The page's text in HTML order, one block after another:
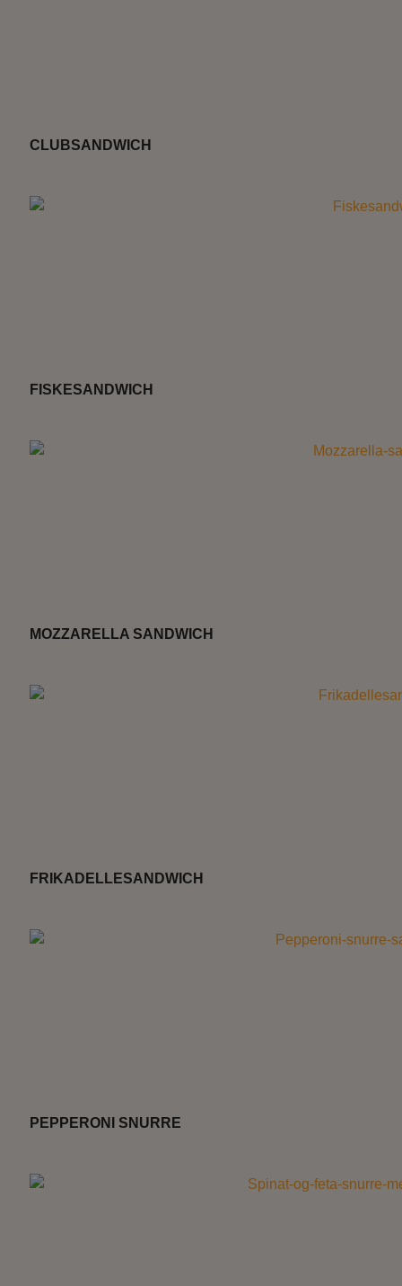
CLUBSANDWICH
FISKESANDWICH
MOZZARELLA SANDWICH
FRIKADELLESANDWICH
PEPPERONI SNURRE